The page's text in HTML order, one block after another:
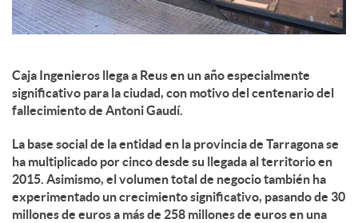
Caja Ingenieros llega a Reus en un año especialmente
significativo para la ciudad, con motivo del centenario del
fallecimiento de Antoni Gaudí.
La base social de la entidad en la provincia de Tarragona se
ha multiplicado por cinco desde su llegada al territorio en
2015. Asimismo, el volumen total de negocio también ha
experimentado un crecimiento significativo, pasando de 30
millones de euros a más de 258 millones de euros en una